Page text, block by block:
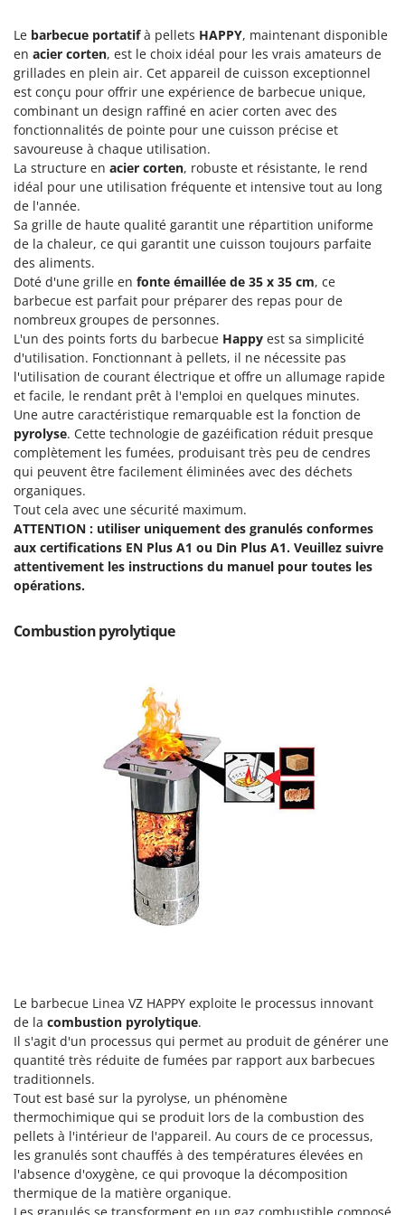
Gyrobroyeurs à lame pour tracteur
H
Haches - Cognées et Hachettes
Hachoirs à viande
Herses à Dents
Herses Rotatives
L
Lames à neige
Lames niveleuses pour tracteur
Lave-vitres
Lieuses électriques pour vignes
M
Machines à pâtes
Machines pour la transformation des fruits
Machines sous vide
Motobineuses
Motoculteurs
Motofaucheuses
Motopompes pour irrigation
Moulins à céréales électriques
Nettoyeurs haute pression
Nettoyeurs tapis, moquettes et tapisseries
Peignes vibreurs et Secoueurs à olives
Pelles rétros pour tracteur
Perches Élagueuses
Pétrins à Spirale
Planteuses de pommes de terre pour tracteur
Plateaux de coupe pour tracteur
Pompes de transfert
Pompes immergées électriques
Postes à souder
Poussoirs à saucisse
Presses à pellets
Pressoirs à fruits
Pressoirs à Raisin
E
EcoFlow
Edilmark
Effeuno
Einhell
Elegen
Energy Gruppi
Enotecnica Pillan
Eschenfelder
EuroMech
Eurosystems
F
FAC
Fama Industrie
Famag
Famur
FARMER
FBC
Ferrari Group
Ferroni
Ferrua
FIAC
Fimar
Fontana Forni
Forest Master
Gierre
Ginko - MGM
Gipeco
Girmi
GRAEF
Gre
GreenBay
Greenworks
Le barbecue portatifà pellets HAPPY, maintenant disponible
en acier corten, est le choix idéal pour les vrais amateurs de
grillades en plein air. Cet appareil de cuisson exceptionnel
est conçu pour offrir une expérience de barbecue unique,
combinant un design raffiné en acier corten avec des
fonctionnalités de pointe pour une cuisson précise et
savoureuse à chaque utilisation.
La structure en acier corten, robuste et résistante, le rend
idéal pour une utilisation fréquente et intensive tout au long
de l'année.
Sa grille de haute qualité garantit une répartition uniforme
de la chaleur, ce qui garantit une cuisson toujours parfaite
des aliments.
Doté d'une grille en fonte émaillée de 35 x 35 cm, ce
barbecue est parfait pour préparer des repas pour de
nombreux groupes de personnes.
L'un des points forts du barbecue Happy est sa simplicité
d'utilisation. Fonctionnant à pellets, il ne nécessite pas
l'utilisation de courant électrique et offre un allumage rapide
et facile, le rendant prêt à l'emploi en quelques minutes.
Une autre caractéristique remarquable est la fonction de
pyrolyse. Cette technologie de gazéification réduit presque
complètement les fumées, produisant très peu de cendres
qui peuvent être facilement éliminées avec des déchets
organiques.
Tout cela avec une sécurité maximum.
ATTENTION : utiliser uniquement des granulés conformes
aux certifications EN Plus A1 ou Din Plus A1. Veuillez suivre
attentivement les instructions du manuel pour toutes les
opérations.
Combustion pyrolytique
Le barbecue Linea VZ HAPPY exploite le processus innovant
de la combustion pyrolytique.
Il s'agit d'un processus qui permet au produit de générer une
quantité très réduite de fumées par rapport aux barbecues
traditionnels.
Tout est basé sur la pyrolyse, un phénomène
thermochimique qui se produit lors de la combustion des
pellets à l'intérieur de l'appareil. Au cours de ce processus,
les granulés sont chauffés à des températures élevées en
l'absence d'oxygène, ce qui provoque la décomposition
thermique de la matière organique.